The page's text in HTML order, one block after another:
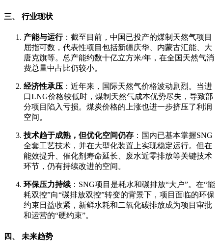
三、 行业现状
产能与运行：截至目前，中国已投产的煤制天然气项目
屈指可数，代表性项目包括新疆庆华、内蒙古汇能、大
唐克旗等。总产能约数十亿立方米/年，在全国天然气消
费总量中占比仍较小。
经济性承压 ：近年来，国际天然气价格波动剧烈。当进
口LNG价格较低时，煤制天然气成本优势尽失，导致部
分项目陷入亏损。煤炭价格的上涨也进一步挤压了利润
空间。
技术趋于成熟，但优化空间仍存 ：国内已基本掌握SNG
全套工艺技术，并在大型化装置上实现稳定运行。但在
能效提升、催化剂寿命延长、废水近零排放等关键技术
环节，仍有持续改进的空间。
环保压力持续：SNG项目是耗水和碳排放“大户”。在“能
耗双控”向“碳排放双控”转变的背景下，项目面临的环保
约束日益收紧，新鲜水耗和二氧化碳排放成为项目审批
和运营的“硬约束”。
四、 未来趋势